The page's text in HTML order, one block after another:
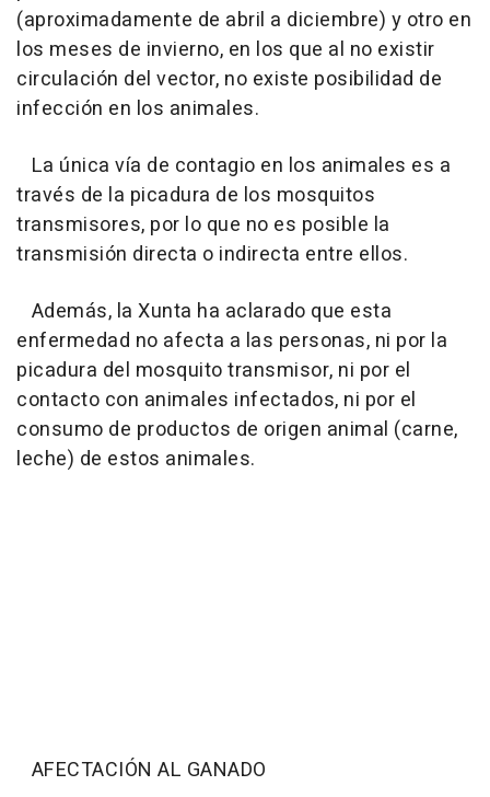
(aproximadamente de abril a diciembre) y otro en
los meses de invierno, en los que al no existir
circulación del vector, no existe posibilidad de
infección en los animales.
La única vía de contagio en los animales es a
través de la picadura de los mosquitos
transmisores, por lo que no es posible la
transmisión directa o indirecta entre ellos.
Además, la Xunta ha aclarado que esta
enfermedad no afecta a las personas, ni por la
picadura del mosquito transmisor, ni por el
contacto con animales infectados, ni por el
consumo de productos de origen animal (carne,
leche) de estos animales.
AFECTACIÓN AL GANADO